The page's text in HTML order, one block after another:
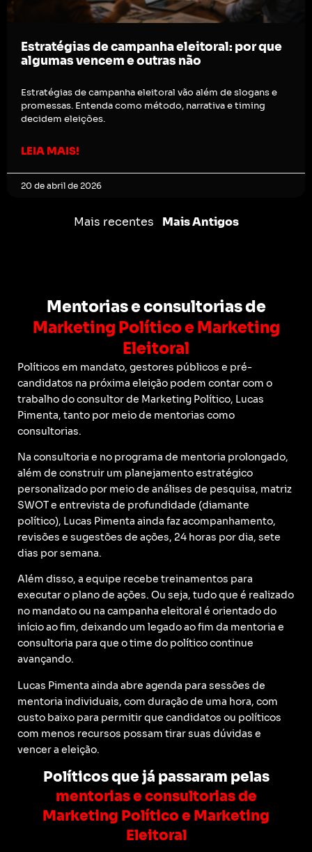
Estratégias de campanha eleitoral: por que
algumas vencem e outras não
Estratégias de campanha eleitoral vão além de slogans e
promessas. Entenda como método, narrativa e timing
decidem eleições.
LEIA MAIS!
20 de abril de 2026
Mais recentes Mais Antigos
Mentorias e consultorias de
Marketing Político e Marketing
Eleitoral
Políticos em mandato, gestores públicos e pré-
candidatos na próxima eleição podem contar com o
trabalho do consultor de Marketing Político, Lucas
Pimenta, tanto por meio de mentorias como
consultorias.
Na consultoria e no programa de mentoria prolongado,
além de construir um planejamento estratégico
personalizado por meio de análises de pesquisa, matriz
SWOT e entrevista de profundidade (diamante
político), Lucas Pimenta ainda faz acompanhamento,
revisões e sugestões de ações, 24 horas por dia, sete
dias por semana.
Além disso, a equipe recebe treinamentos para
executar o plano de ações. Ou seja, tudo que é realizado
no mandato ou na campanha eleitoral é orientado do
início ao fim, deixando um legado ao fim da mentoria e
consultoria para que o time do político continue
avançando.
Lucas Pimenta ainda abre agenda para sessões de
mentoria individuais, com duração de uma hora, com
custo baixo para permitir que candidatos ou políticos
com menos recursos possam tirar suas dúvidas e
vencer a eleição.
Políticos que já passaram pelas
mentorias e consultorias de
Marketing Político e Marketing
Eleitoral